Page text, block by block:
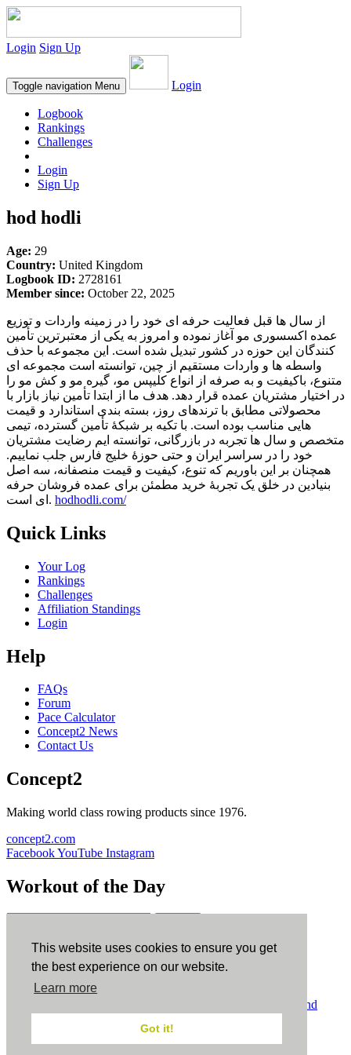
This website uses cookies to ensure you get
the best experience on our website.
Learn more
Got it!
Login Sign Up
Toggle navigation Menu Login
Logbook
Rankings
Challenges
Login
Sign Up
hod hodli
Age: 29
Country: United Kingdom
Logbook ID: 2728161
Member since: October 22, 2025
از سال ها قبل فعالیت حرفه ای خود را در زمینه واردات و توزیع
عمده اکسسوری مو آغاز نموده و امروز به یکی از معتبرترین تأمین
کنندگان این حوزه در کشور تبدیل شده است. این مجموعه با حذف
واسطه ها و واردات مستقیم از چین، توانسته است مجموعه ای
متنوع، باکیفیت و به صرفه از انواع کلیپس مو، گیره مو و کش مو را
در اختیار مشتریان عمده قرار دهد. هدف ما از ابتدا تأمین نیاز بازار با
محصولاتی مطابق با ترندهای روز، بسته بندی استاندارد و قیمت
هایی مناسب بوده است. با تکیه بر شبکۀ تأمین گسترده، تیمی
متخصص و سال ها تجربه در بازرگانی، توانسته ایم رضایت مشتریان
خود را در سراسر ایران و حتی حوزۀ خلیج فارس جلب نماییم.
همچنان بر این باوریم که تنوع، کیفیت و قیمت منصفانه، سه اصل
بنیادین در خلق یک تجربۀ خرید مطمئن برای عمده فروشان حرفه
ای است. hodhodli.com/
Quick Links
Your Log
Rankings
Challenges
Affiliation Standings
Login
Help
FAQs
Forum
Pace Calculator
Concept2 News
Contact Us
Concept2
Making world class rowing products since 1976.
concept2.com
FacebookYouTube Instagram
Workout of the Day
ErgData
ErgData for iOS ErgData for Android
Terms and